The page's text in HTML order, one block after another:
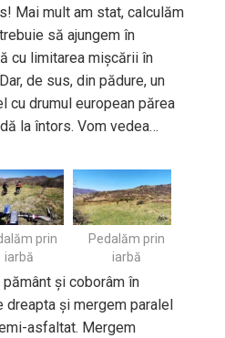
Mai mult am stat, calculăm
să ajungem în
cu limitarea mișcării în
de sus, din pădure, un
cu drumul european părea
la întors. Vom vedea…
prin
iarbă
Pedalăm prin
iarbă
și coborâm în
și mergem paralel
asfaltat. Mergem